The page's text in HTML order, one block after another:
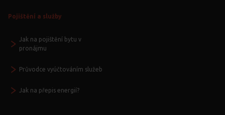
Pojištění a služby
Jak na pojištění bytu v
pronájmu
Průvodce vyúčtováním služeb
Jak na přepis energií?